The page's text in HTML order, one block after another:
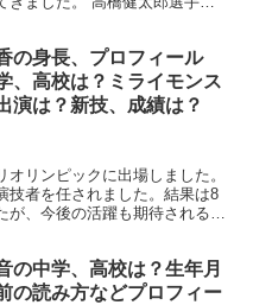
の身長、プロフィール
、高校は？ミライモンス
演は？新技、成績は？
リンピックに出場しました。
技者を任されました。結果は8
、今後の活躍も期待される選
の中学、高校は？生年月
の読み方などプロフィー